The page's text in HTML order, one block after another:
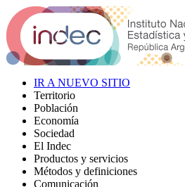
IR A NUEVO SITIO
Territorio
Población
Economía
Sociedad
El Indec
Productos y servicios
Métodos y definiciones
Comunicación